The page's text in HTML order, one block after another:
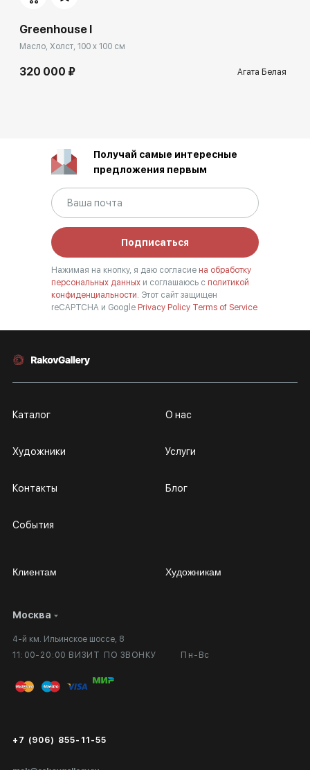
Greenhouse I
Масло, Холст, 100 x 100 см
320 000 ₽ Агата Белая
Получай самые интересные
предложения первым
Подписаться
Нажимая на кнопку, я даю согласие на обработку
персональных данных и соглашаюсь с политикой
конфиденциальности. Этот сайт защищен
reCAPTCHA и Google Privacy Policy Terms of Service
Москва
4-й км. Ильинское шоссе, 8
11:00-20:00 ВИЗИТ ПО ЗВОНКУ
Пн-Вс
+7 (906) 855-11-55
Каталог
Художники
Контакты
События
О нас
Услуги
Блог
Клиентам
Личный кабинет
Вопросы и ответы
Публичная оферта
Экспертиза/Вывоз за границу
Художникам
Сотрудничество
Выставка в галерее